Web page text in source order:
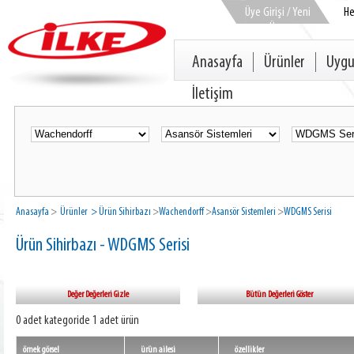
Üye Girişi / Yeni
Üye
Anasayfa Ürünler
İletişim
Anasayfa > Ürünler > Ürün Sihirbazı >Wachendorff>Asansör Sistemleri >WDGMS Serisi
Ürün Sihirbazı - WDGMS Serisi
Değer Değerleri Gizle Bütün Değerleri Göster
0 adet kategoride 1 adet ürün
örnek görsel ürün ailesi özellikler